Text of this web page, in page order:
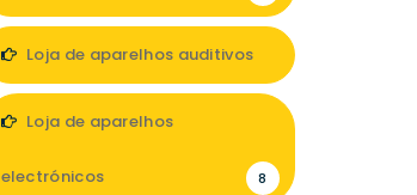
Loja de aparelhos auditivos
Loja de aparelhos
electrónicos 8